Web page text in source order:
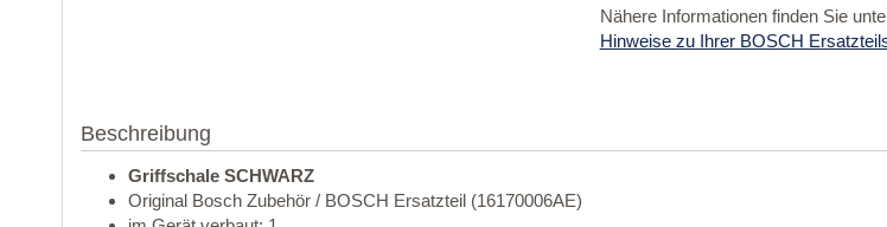
Nähere Informationen finden Sie
Hinweise zu Ihrer BOSCH
Beschreibung
Griffschale SCHWARZ
Original Bosch Zubehör / BOSCH Ersatzteil (16170006AE)